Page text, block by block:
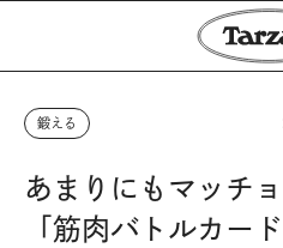
鍛える
あまりにもマッチ
「筋肉バトルカー